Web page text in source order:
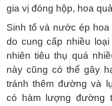
gia vị đóng hộp, hoa
Sinh tố và nước ép
do cung cấp nhiều
nhiên tiêu thụ quá
này cũng có thể gây
tránh thêm đường và
có hàm lượng đường